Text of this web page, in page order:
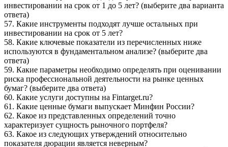
инвестировании на срок от 1 до 5 лет? (выберите два варианта
ответа)
57. Какие инструменты подходят лучше остальных при
инвестировании на срок от 5 лет?
58. Какие ключевые показатели из перечисленных ниже
используются в фундаментальном анализе? (выберите два
ответа)
59. Какие параметры необходимо определять при оценивании
риска профессиональной деятельности на рынке ценных
бумаг? (выберите два ответа)
60. Какие услуги доступны на Fintarget.ru?
61. Какие ценные бумаги выпускает Минфин России?
62. Какое из представленных определений точно
характеризует сущность рыночного портфеля?
63. Какое из следующих утверждений относительно
показателя дюрации является неверным?